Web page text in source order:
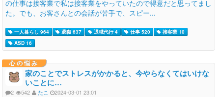
の仕事は接客業で私は接客業をやっていたので得意だと思ってまし
た。でも、お客さんとの会話が苦手で、スピー...
一人暮らし 964 退職 637 退職代行 4 仕事 520
接客業 10
ASD 16
心の悩み
家のことでストレスがかかると、今やらなくてはいけな
いことに…
2 542 たこ 2024-03-01 23:01